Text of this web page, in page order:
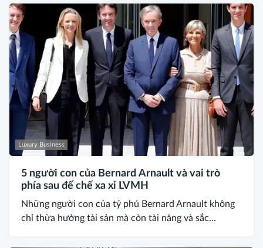
Luxury Business
5 người con của Bernard Arnault và vai trò
phía sau đế chế xa xỉ LVMH
Những người con của tỷ phú Bernard Arnault không
chỉ thừa hưởng tài sản mà còn tài năng và sắc...